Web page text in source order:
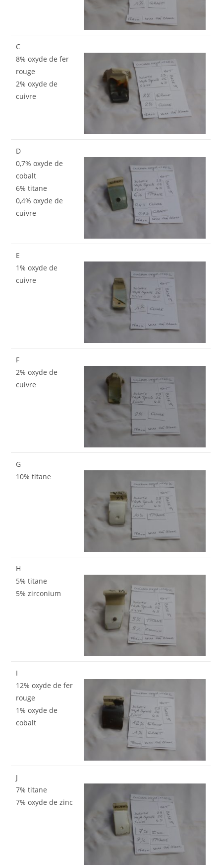
C
8% oxyde de fer
rouge
2% oxyde de
cuivre
D
0,7% oxyde de
cobalt
6% titane
0,4% oxyde de
cuivre
E
1% oxyde de
cuivre
F
2% oxyde de
cuivre
G
10% titane
H
5% titane
5% zirconium
I
12% oxyde de fer
rouge
1% oxyde de
cobalt
J
7% titane
7% oxyde de zinc